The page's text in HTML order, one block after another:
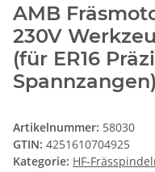
AMB
230V
(für ER16
Spannzangen)
Artikelnummer: 58030
GTIN: 4251610704925
Kategorie: HF-